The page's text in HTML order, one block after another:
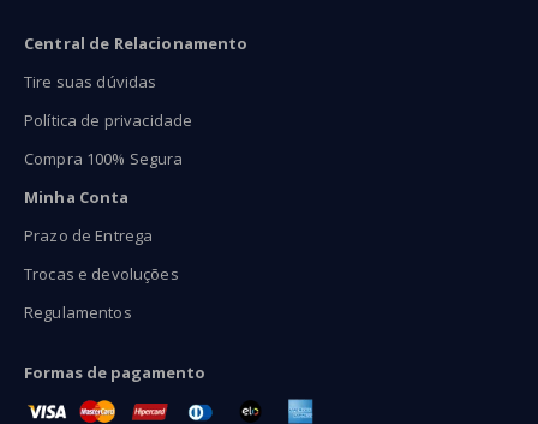
Central de Relacionamento
Tire suas dúvidas
Política de privacidade
Compra 100% Segura
Minha Conta
Prazo de Entrega
Trocas e devoluções
Regulamentos
Formas de pagamento